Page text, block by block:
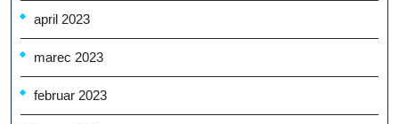
april 2023
marec 2023
februar 2023